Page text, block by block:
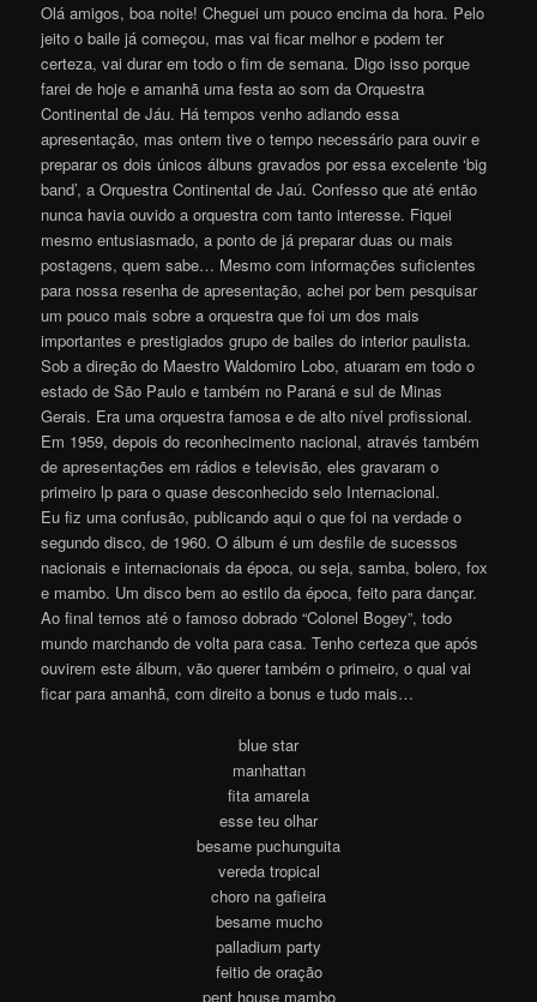
Olá amigos, boa noite! Cheguei um pouco encima da hora. Pelo
jeito o baile já começou, mas vai ficar melhor e podem ter
certeza, vai durar em todo o fim de semana. Digo isso porque
farei de hoje e amanhã uma festa ao som da Orquestra
Continental de Jáu. Há tempos venho adiando essa
apresentação, mas ontem tive o tempo necessário para ouvir e
preparar os dois únicos álbuns gravados por essa excelente ‘big
band’, a Orquestra Continental de Jaú. Confesso que até então
nunca havia ouvido a orquestra com tanto interesse. Fiquei
mesmo entusiasmado, a ponto de já preparar duas ou mais
postagens, quem sabe… Mesmo com informações suficientes
para nossa resenha de apresentação, achei por bem pesquisar
um pouco mais sobre a orquestra que foi um dos mais
importantes e prestigiados grupo de bailes do interior paulista.
Sob a direção do Maestro Waldomiro Lobo, atuaram em todo o
estado de São Paulo e também no Paraná e sul de Minas
Gerais. Era uma orquestra famosa e de alto nível profissional.
Em 1959, depois do reconhecimento nacional, através também
de apresentações em rádios e televisão, eles gravaram o
primeiro lp para o quase desconhecido selo Internacional.
Eu fiz uma confusão, publicando aqui o que foi na verdade o
segundo disco, de 1960. O álbum é um desfile de sucessos
nacionais e internacionais da época, ou seja, samba, bolero, fox
e mambo. Um disco bem ao estilo da época, feito para dançar.
Ao final temos até o famoso dobrado “Colonel Bogey”, todo
mundo marchando de volta para casa. Tenho certeza que após
ouvirem este álbum, vão querer também o primeiro, o qual vai
ficar para amanhã, com direito a bonus e tudo mais…
blue star
manhattan
fita amarela
esse teu olhar
besame puchunguita
vereda tropical
choro na gafieira
besame mucho
palladium party
feitio de oração
pent house mambo